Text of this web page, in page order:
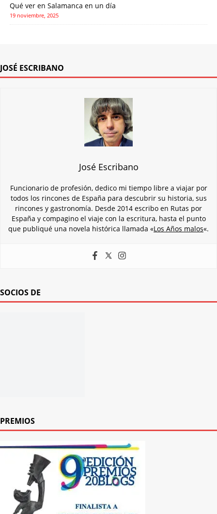
Qué ver en Salamanca en un día
19 noviembre, 2025
JOSÉ ESCRIBANO
José Escribano
Funcionario de profesión, dedico mi tiempo libre a viajar por
todos los rincones de España para descubrir su historia, sus
rincones y gastronomía. Desde 2014 escribo en Rutas por
España y compagino el viaje con la escritura, hasta el punto
que publiqué una novela histórica llamada «Los Años malos«.
SOCIOS DE
PREMIOS